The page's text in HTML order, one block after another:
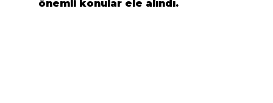
önemli konular ele alındı.